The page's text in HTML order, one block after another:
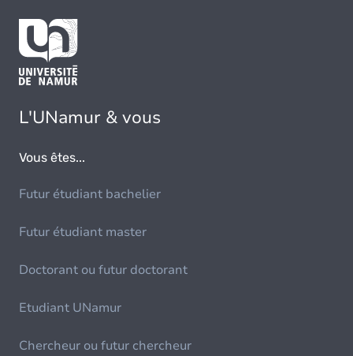
L'UNamur & vous
Vous êtes...
Futur étudiant bachelier
Futur étudiant master
Doctorant ou futur doctorant
Etudiant UNamur
Chercheur ou futur chercheur